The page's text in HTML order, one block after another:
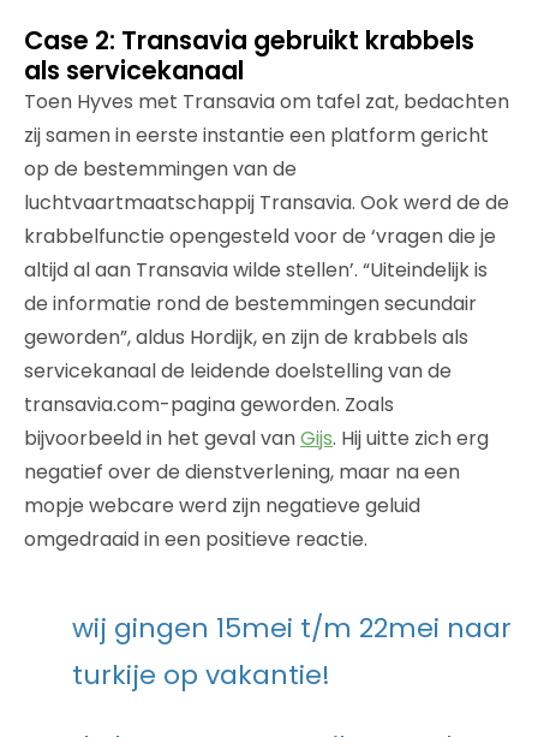
Case 2: Transavia gebruikt krabbels
als servicekanaal
Toen Hyves met Transavia om tafel zat, bedachten
zij samen in eerste instantie een platform gericht
op de bestemmingen van de
luchtvaartmaatschappij Transavia. Ook werd de de
krabbelfunctie opengesteld voor de ‘vragen die je
altijd al aan Transavia wilde stellen’. “Uiteindelijk is
de informatie rond de bestemmingen secundair
geworden”, aldus Hordijk, en zijn de krabbels als
servicekanaal de leidende doelstelling van de
transavia.com-pagina geworden. Zoals
bijvoorbeeld in het geval vanGijs. Hij uitte zich erg
negatief over de dienstverlening, maar na een
mopje webcare werd zijn negatieve geluid
omgedraaid in een positieve reactie.
wij gingen 15mei t/m 22mei naar
turkije op vakantie!